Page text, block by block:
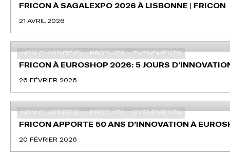
FRICON À SAGALEXPO 2026 À LISBONNE | FRICON
21 AVRIL 2026
NON CLASSIFIÉ(E) PRODUITS EVÉNEMENTS
FRICON À EUROSHOP 2026: 5 JOURS
26 FÉVRIER 2026
NON CLASSIFIÉ(E) PRODUITS EVÉNEMENTS
FRICON APPORTE 50 ANS D’INNOVATION À
20 FÉVRIER 2026